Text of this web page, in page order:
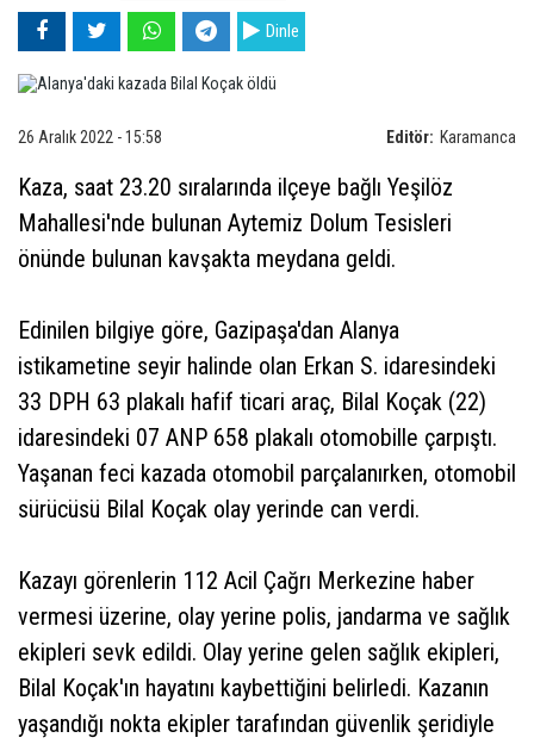
Dinle
Editör: Karamanca
26 Aralık 2022 - 15:58
Kaza, saat 23.20 sıralarında ilçeye bağlı Yeşilöz
Mahallesi'nde bulunan Aytemiz Dolum Tesisleri
önünde bulunan kavşakta meydana geldi.
Edinilen bilgiye göre, Gazipaşa'dan Alanya
istikametine seyir halinde olan Erkan S. idaresindeki
33 DPH 63 plakalı hafif ticari araç, Bilal Koçak (22)
idaresindeki 07 ANP 658 plakalı otomobille çarpıştı.
Yaşanan feci kazada otomobil parçalanırken, otomobil
sürücüsü Bilal Koçak olay yerinde can verdi.
Kazayı görenlerin 112 Acil Çağrı Merkezine haber
vermesi üzerine, olay yerine polis, jandarma ve sağlık
ekipleri sevk edildi. Olay yerine gelen sağlık ekipleri,
Bilal Koçak'ın hayatını kaybettiğini belirledi. Kazanın
yaşandığı nokta ekipler tarafından güvenlik şeridiyle